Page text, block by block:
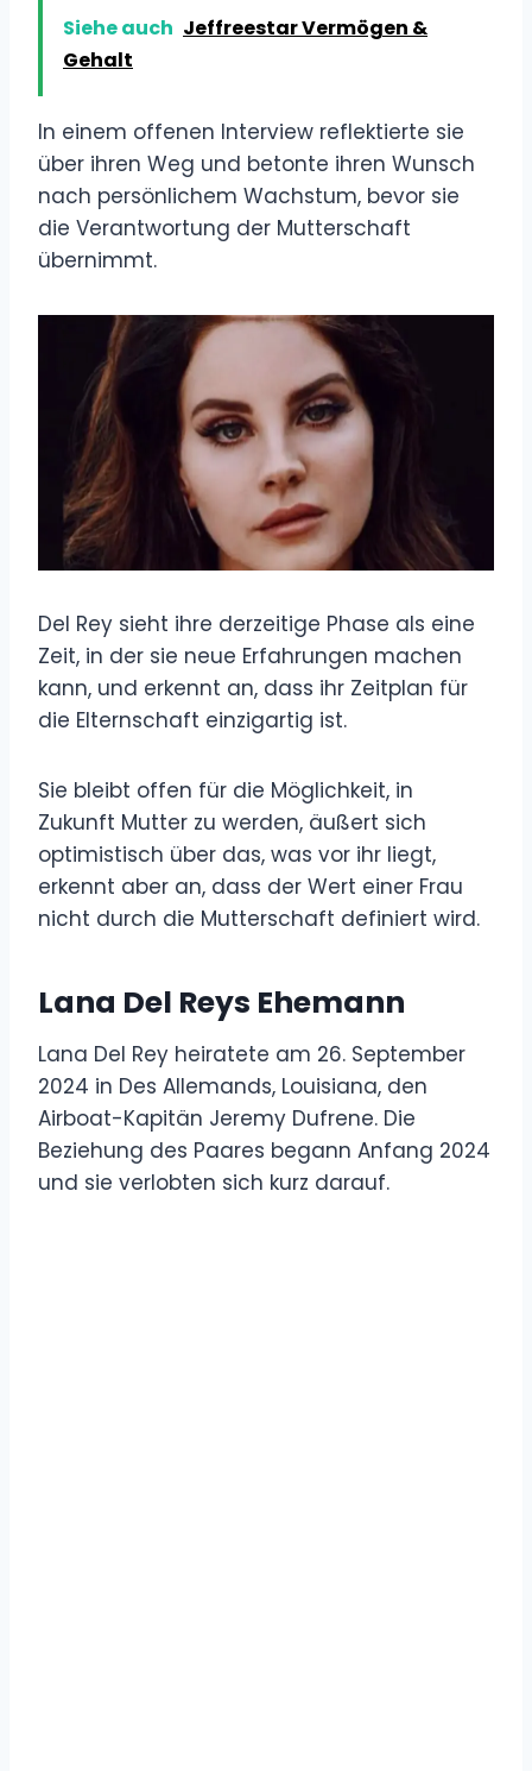
Siehe auch Jeffreestar Vermögen &
Gehalt
In einem offenen Interview reflektierte sie
über ihren Weg und betonte ihren Wunsch
nach persönlichem Wachstum, bevor sie
die Verantwortung der Mutterschaft
übernimmt.
Del Rey sieht ihre derzeitige Phase als eine
Zeit, in der sie neue Erfahrungen machen
kann, und erkennt an, dass ihr Zeitplan für
die Elternschaft einzigartig ist.
Sie bleibt offen für die Möglichkeit, in
Zukunft Mutter zu werden, äußert sich
optimistisch über das, was vor ihr liegt,
erkennt aber an, dass der Wert einer Frau
nicht durch die Mutterschaft definiert wird.
Lana Del Reys Ehemann
Lana Del Rey heiratete am 26. September
2024 in Des Allemands, Louisiana, den
Airboat-Kapitän Jeremy Dufrene. Die
Beziehung des Paares begann Anfang 2024
und sie verlobten sich kurz darauf.